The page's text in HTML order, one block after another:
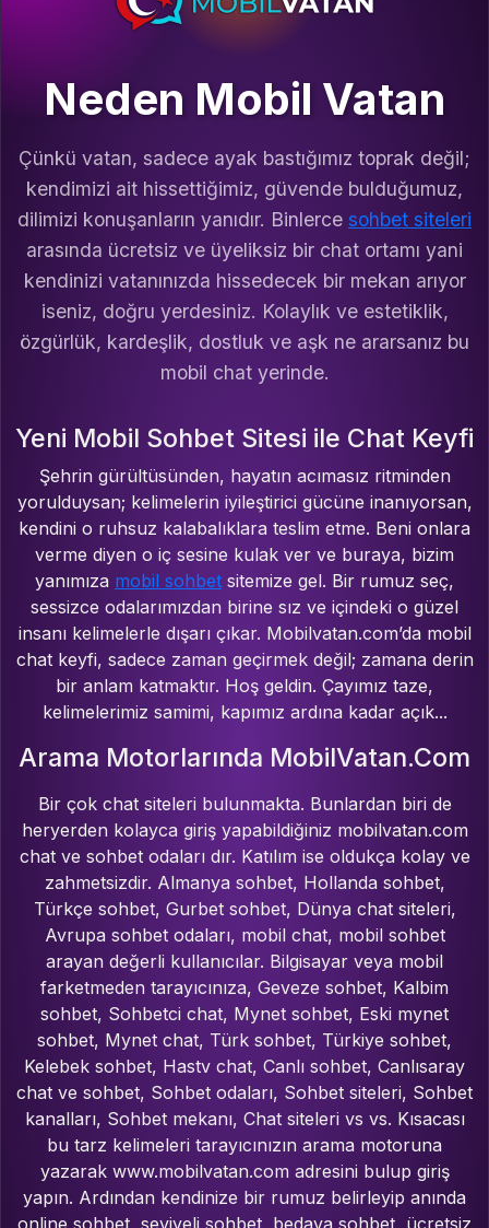
Neden Mobil Vatan
Çünkü vatan, sadece ayak bastığımız toprak değil;
kendimizi ait hissettiğimiz, güvende bulduğumuz,
dilimizi konuşanların yanıdır. Binlerce sohbet siteleri
arasında ücretsiz ve üyeliksiz bir chat ortamı yani
kendinizi vatanınızda hissedecek bir mekan arıyor
iseniz, doğru yerdesiniz. Kolaylık ve estetiklik,
özgürlük, kardeşlik, dostluk ve aşk ne ararsanız bu
mobil chat yerinde.
Yeni Mobil Sohbet Sitesi ile Chat Keyfi
Şehrin gürültüsünden, hayatın acımasız ritminden
yorulduysan; kelimelerin iyileştirici gücüne inanıyorsan,
kendini o ruhsuz kalabalıklara teslim etme. Beni onlara
verme diyen o iç sesine kulak ver ve buraya, bizim
yanımıza mobil sohbet sitemize gel. Bir rumuz seç,
sessizce odalarımızdan birine sız ve içindeki o güzel
insanı kelimelerle dışarı çıkar. Mobilvatan.com’da mobil
chat keyfi, sadece zaman geçirmek değil; zamana derin
bir anlam katmaktır. Hoş geldin. Çayımız taze,
kelimelerimiz samimi, kapımız ardına kadar açık...
Arama Motorlarında MobilVatan.Com
Bir çok chat siteleri bulunmakta. Bunlardan biri de
heryerden kolayca giriş yapabildiğiniz mobilvatan.com
chat ve sohbet odaları dır. Katılım ise oldukça kolay ve
zahmetsizdir. Almanya sohbet, Hollanda sohbet,
Türkçe sohbet, Gurbet sohbet, Dünya chat siteleri,
Avrupa sohbet odaları, mobil chat, mobil sohbet
arayan değerli kullanıcılar. Bilgisayar veya mobil
farketmeden tarayıcınıza, Geveze sohbet, Kalbim
sohbet, Sohbetci chat, Mynet sohbet, Eski mynet
sohbet, Mynet chat, Türk sohbet, Türkiye sohbet,
Kelebek sohbet, Hastv chat, Canlı sohbet, Canlısaray
chat ve sohbet, Sohbet odaları, Sohbet siteleri, Sohbet
kanalları, Sohbet mekanı, Chat siteleri vs vs. Kısacası
bu tarz kelimeleri tarayıcınızın arama motoruna
yazarak www.mobilvatan.com adresini bulup giriş
yapın. Ardından kendinize bir rumuz belirleyip anında
online sohbet, seviyeli sohbet, bedava sohbet, ücretsiz